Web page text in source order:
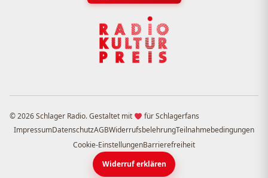
© 2026 Schlager Radio. Gestaltet mit
für Schlagerfans
ImpressumDatenschutzAGBWiderrufsbelehrungTeilnahmebedingungen
Cookie-EinstellungenBarrierefreiheit
Widerruf erklären